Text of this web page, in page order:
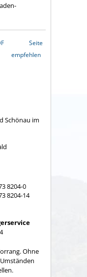
Seite
empfehlen
Schönau im
8204-0
8204-14
Ohne